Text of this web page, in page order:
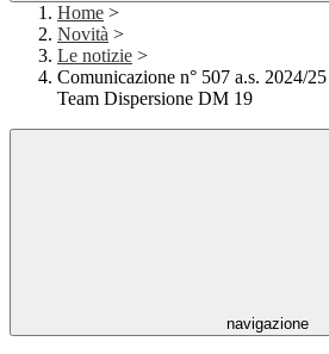
Home >
Novità >
Le notizie >
Comunicazione n° 507 a.s. 2024/
Team Dispersione DM 19
navigazione